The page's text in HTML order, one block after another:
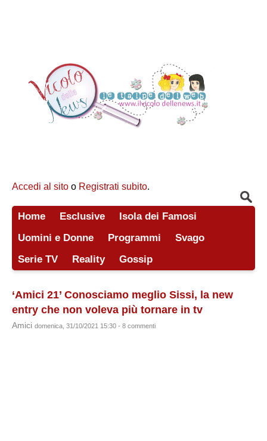
Accedi al sito o Registrati subito.
Home Esclusive
Isola dei Famosi
Uomini e Donne
Programmi
Svago
Serie TV
Reality Gossip
‘Amici 21’ Conosciamo meglio Sissi, la new
entry che non voleva più tornare in tv
Amici domenica, 31/10/2021 15:30 - 8 commenti